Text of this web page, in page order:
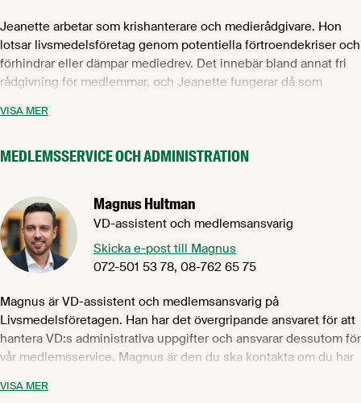
Jeanette arbetar som krishanterare och medierådgivare. Hon
lotsar livsmedelsföretag genom potentiella förtroendekriser och
förhindrar eller dämpar mediedrev. Det innebär bland annat fri
rådgivning för medlemmar, och Jeanette fungerar då som
krisgrupper. Hon tar även fram strategier för kris- och
säkerställa hållbara budskap och argument. Jeanette har över 14
VISA MER
MEDLEMSSERVICE OCH ADMINISTRATION
Magnus Hultman
VD-assistent och medlemsansvarig
Skicka e-post till Magnus
072-501 53 78, 08-762 65 75
Magnus är VD-assistent och medlemsansvarig på
Livsmedelsföretagen. Han har det övergripande ansvaret för att
hantera VD:s administrativa uppgifter och ansvarar dessutom för
vår medlemsservice. Magnus är den du ska kontakta om du har
från någon av våra utbildningar eller om du helt enkelt har en
VISA MER